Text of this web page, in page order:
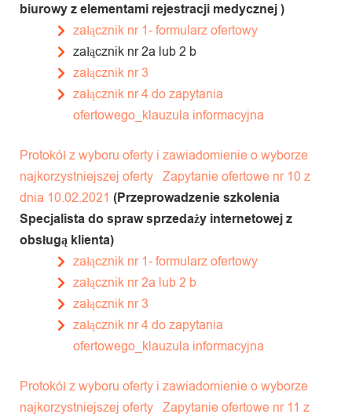
biurowy z elementami rejestracji medycznej )
załącznik nr 1- formularz ofertowy
załącznik nr 2a lub 2 b
załącznik nr 3
załącznik nr 4 do zapytania
ofertowego_klauzula informacyjna
Protokół z wyboru oferty i zawiadomienie o wyborze
najkorzystniejszej oferty Zapytanie ofertowe nr 10 z
dnia 10.02.2021 (Przeprowadzenie szkolenia
Specjalista do spraw sprzedaży internetowej z
obsługą klienta)
załącznik nr 1- formularz ofertowy
załącznik nr 2a lub 2 b
załącznik nr 3
załącznik nr 4 do zapytania
ofertowego_klauzula informacyjna
Protokół z wyboru oferty i zawiadomienie o wyborze
najkorzystniejszej oferty Zapytanie ofertowe nr 11 z